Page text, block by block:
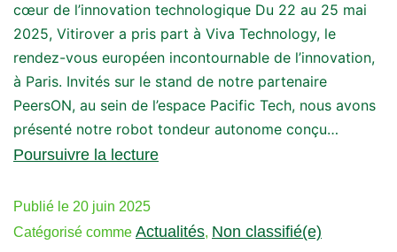
cœur de l’innovation technologique Du 22 au 25 mai
2025, Vitirover a pris part à Viva Technology, le
rendez-vous européen incontournable de l’innovation,
à Paris. Invités sur le stand de notre partenaire
PeersON, au sein de l’espace Pacific Tech, nous avons
présenté notre robot tondeur autonome conçu…
Poursuivre la lecture
Publié le 20 juin 2025
Catégorisé comme Actualités, Non classifié(e)